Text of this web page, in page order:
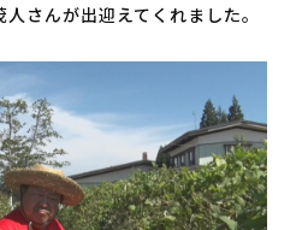
さんが出迎えてくれました。